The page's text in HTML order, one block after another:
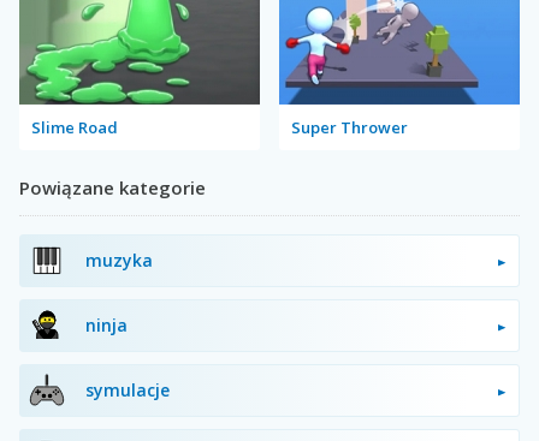
Slime Road Super Thrower
Powiązane kategorie
muzyka
ninja
symulacje